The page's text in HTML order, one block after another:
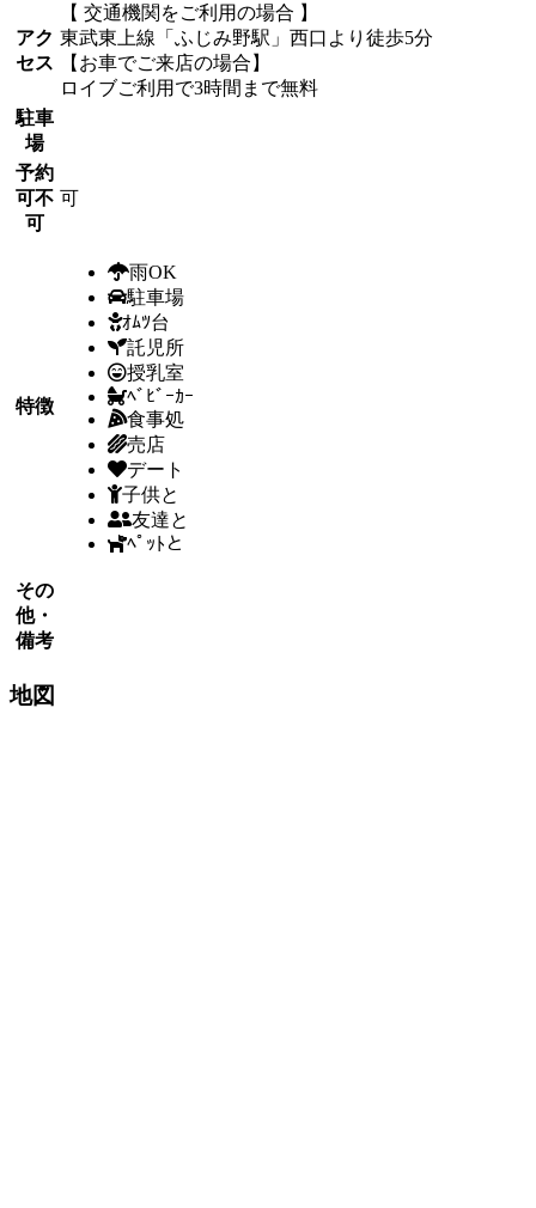
アク
セス
【 交通機関をご利用の場合 】
東武東上線「ふじみ野駅」西口より徒歩5分
【お車でご来店の場合】
ロイブご利用で3時間まで無料
駐車
場
予約
可不
可
可
特徴
雨OK
駐車場
ｵﾑﾂ台
託児所
授乳室
ﾍﾞﾋﾞｰｶｰ
食事処
売店
デート
子供と
友達と
ﾍﾟｯﾄと
その
他・
備考
地図